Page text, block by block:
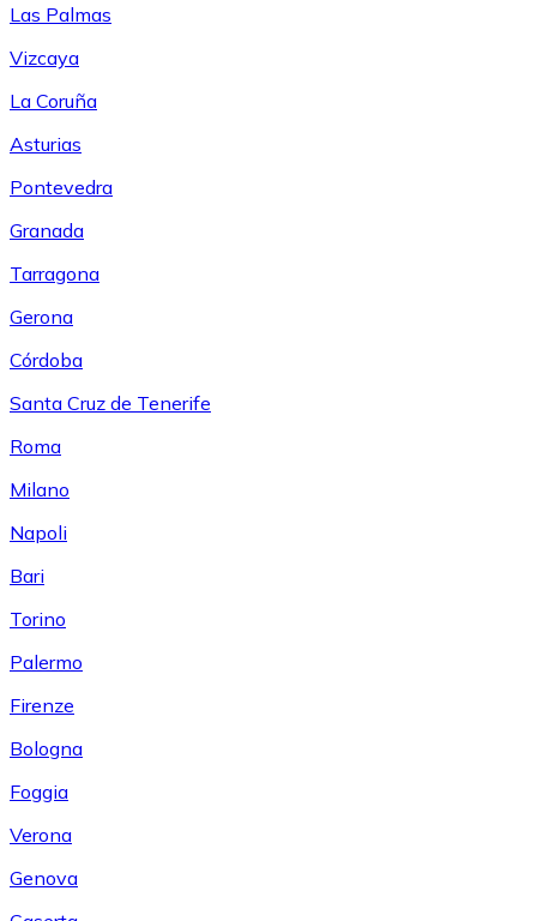
Las Palmas
Vizcaya
La Coruña
Asturias
Pontevedra
Granada
Tarragona
Gerona
Córdoba
Santa Cruz de Tenerife
Roma
Milano
Napoli
Bari
Torino
Palermo
Firenze
Bologna
Foggia
Verona
Genova